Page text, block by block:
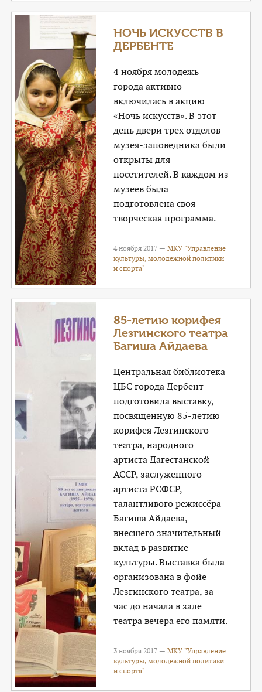
НОЧЬ ИСКУССТВ В
ДЕРБЕНТЕ
4 ноября молодежь
города активно
включилась в акцию
«Ночь искусств». В этот
день двери трех отделов
музея-заповедника были
открыты для
посетителей. В каждом из
музеев была
подготовлена своя
творческая программа.
4 ноября 2017 —МКУ "Управление
культуры, молодежной политики
и спорта"
85-летию корифея
Лезгинского театра
Багиша Айдаева
Центральная библиотека
ЦБС города Дербент
подготовила выставку,
посвященную 85-летию
корифея Лезгинского
театра, народного
артиста Дагестанской
АССР, заслуженного
артиста РСФСР,
талантливого режиссёра
Багиша Айдаева,
внесшего значительный
вклад в развитие
культуры. Выставка была
организована в фойе
Лезгинского театра, за
час до начала в зале
театра вечера его памяти.
3 ноября 2017 —МКУ "Управление
культуры, молодежной политики
и спорта"